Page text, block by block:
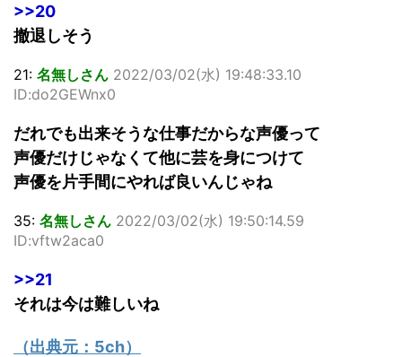
>>20
撤退しそう
21: 名無しさん 2022/03/02(水) 19:48:33.10
ID:do2GEWnx0
だれでも出来そうな仕事だからな声優って
声優だけじゃなくて他に芸を身につけて
声優を片手間にやれば良いんじゃね
35: 名無しさん 2022/03/02(水) 19:50:14.59
ID:vftw2aca0
>>21
それは今は難しいね
（出典元： 5ch）